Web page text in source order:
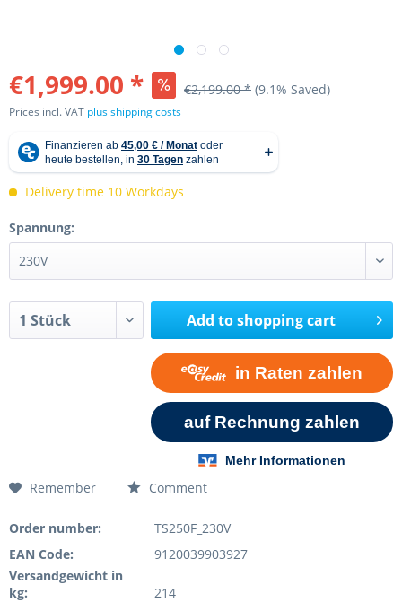
€1,999.00 * €2,199.00 * (9.1% Saved)
Prices incl. VAT plus shipping costs
Delivery time 10 Workdays
Spannung:
Add toshopping cart
Remember Comment
Order number:
TS250F_230V
EAN Code:
9120039903927
Versandgewicht in
kg:
214